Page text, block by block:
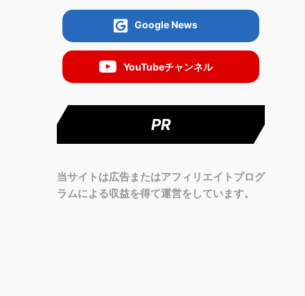
Google News
YouTubeチャンネル
PR
当サイトは広告またはアフィリエイトプログ
ラムによる収益を得て運営をしています。